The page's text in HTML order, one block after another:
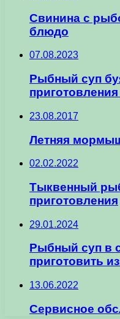
Свинина с
блюдо
07.08.2023
Рыбный суп
23.08.2017
Летняя
02.02.2022
Тыквенный
приготовления
29.01.2024
Рыбный суп в
приготовить
13.06.2022
Сервисное